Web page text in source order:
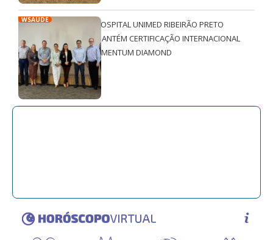
WSAÚDE
HOSPITAL UNIMED RIBEIRÃO PRETO
MANTÉM CERTIFICAÇÃO INTERNACIONAL
QMENTUM DIAMOND